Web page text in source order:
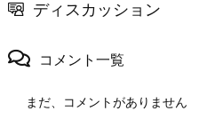
ディスカッション
コメント一覧
まだ、コメントがありません